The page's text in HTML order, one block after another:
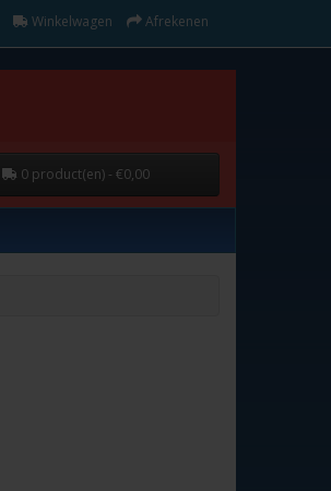
Winkelwagen Afrekenen
0 product(en) - €0,00